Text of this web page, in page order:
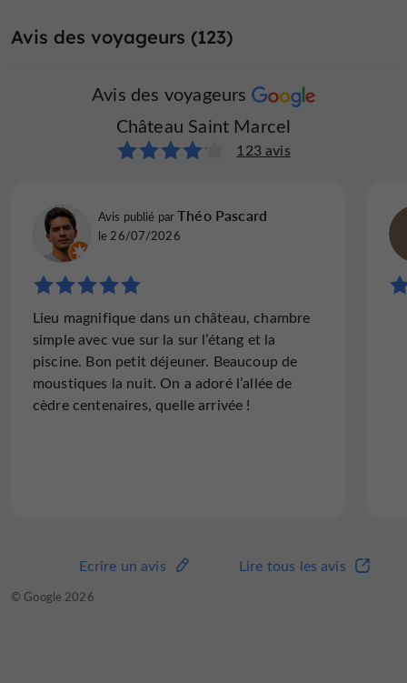
Piscine Chauffée Salle de Séminaire Salon de Jardin
Terrasse Téléphone
Avis des voyageurs (123)
Avis des voyageurs
Château Saint Marcel
123 avis
Avis publié parThéo Pascard
le 26/07/2026
Lieu magnifique dans un château, chambre
simple avec vue sur la sur l’étang et la
piscine. Bon petit déjeuner. Beaucoup de
moustiques la nuit. On a adoré l’allée de
cèdre centenaires, quelle arrivée !
Lire tous les avis
Ecrire un avis
© Google 2026